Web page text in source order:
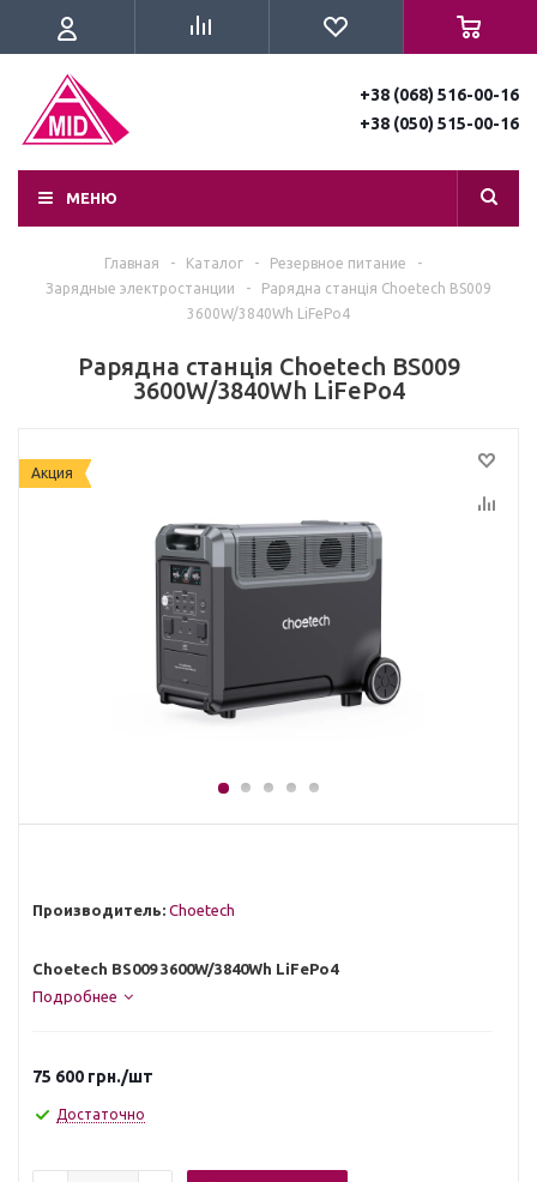
+38 (068) 516-00-16
+38 (050) 515-00-16
МЕНЮ
Главная - Каталог - Резервное питание
-
Зарядные электростанции
-
Pарядна станція Choetech BS009
3600W/3840Wh LiFePo4
Pарядна станція Choetech BS009
3600W/3840Wh LiFePo4
Акция
Производитель: Choetech
Choetech BS009 3600W/3840Wh LiFePo4
Подробнее
75 600 грн./шт
Достаточно